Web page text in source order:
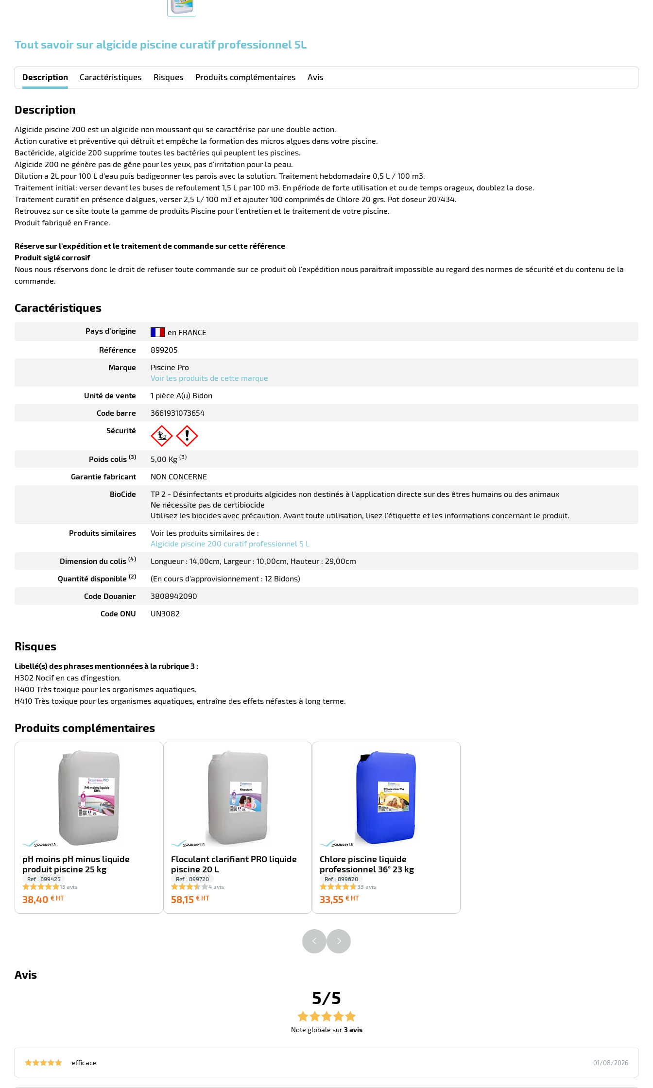
Tout savoir sur algicide piscine curatif professionnel 5L
Description Caractéristiques Risques Produits complémentaires Avis
Description
Algicide piscine 200 est un algicide non moussant qui se caractérise par une double action.
Action curative et préventive qui détruit et empêche la formation des micros algues dans votre piscine.
Bactéricide, algicide 200 supprime toutes les bactéries qui peuplent les piscines.
Algicide 200 ne génère pas de gêne pour les yeux, pas d'irritation pour la peau.
Dilution a 2L pour 100 L d'eau puis badigeonner les parois avec la solution. Traitement hebdomadaire 0,5 L / 100 m3.
Traitement initial: verser devant les buses de refoulement 1,5 L par 100 m3. En période de forte utilisation et ou de temps orageux, doublez la dose.
Traitement curatif en présence d'algues, verser 2,5 L/ 100 m3 et ajouter 100 comprimés de Chlore 20 grs. Pot doseur 207434.
Retrouvez sur ce site toute la gamme de produits Piscine pour l'entretien et le traitement de votre piscine.
Produit fabriqué en France.
Réserve sur l'expédition et le traitement de commande sur cette référence
Produit siglé corrosif
Nous nous réservons donc le droit de refuser toute commande sur ce produit où l'expédition nous paraitrait impossible au regard des normes de sécurité et du contenu de la
commande.
Caractéristiques
Pays d’origine
en FRANCE
Référence
899205
Marque
Piscine Pro
Voir les produits de cette marque
Unité de vente
1 pièce A(u) Bidon
Code barre
3661931073654
Sécurité
Poids colis (3) 5,00 Kg (3)
Garantie fabricant
NON CONCERNE
BioCide
TP 2 - Désinfectants et produits algicides non destinés à l’application directe sur des êtres humains ou des animaux
Ne nécessite pas de certibiocide
Utilisez les biocides avec précaution. Avant toute utilisation, lisez l'étiquette et les informations concernant le produit.
Produits similaires
Voir les produits similaires de :
Algicide piscine 200 curatif professionnel 5 L
Dimension du colis (4) Longueur : 14,00cm Largeur : 10,00cm Hauteur : 29,00cm
Quantité disponible (2)
(En cours d'approvisionnement : 12 Bidons)
Code Douanier
3808942090
Code ONU
UN3082
Risques
Libellé(s) des phrases mentionnées à la rubrique 3 :
H302 Nocif en cas d'ingestion.
H400 Très toxique pour les organismes aquatiques.
H410 Très toxique pour les organismes aquatiques, entraîne des effets néfastes à long terme.
Produits complémentaires
pH moins pH minus liquide
produit piscine 25 kg
Ref : 899425
15 avis
38,40 € HT
HT
Floculant clarifiant PRO liquide
piscine 20 L
Ref : 899720
4 avis
58,15 € HT
HT
Chlore piscine liquide
professionnel 36° 23 kg
Ref : 899620
33 avis
33,55 € HT
HT
Avis
5/5
Note globale sur3 avis
efficace 01/08/2026